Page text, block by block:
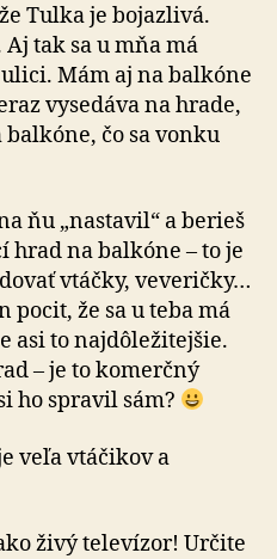
Tulka je bojazlivá.
tak sa u mňa má
Mám aj na balkóne
vysedáva na hrade,
balkóne, čo sa vonku
ňu „nastavil“ a berieš
hrad na balkóne – to je
vtáčky, veveričky…
pocit, že sa u teba má
asi to najdôležitejšie.
– je to ko­mer­čný
ho spravil sám?
veľa vtáčikov a
živý televízor! Určite